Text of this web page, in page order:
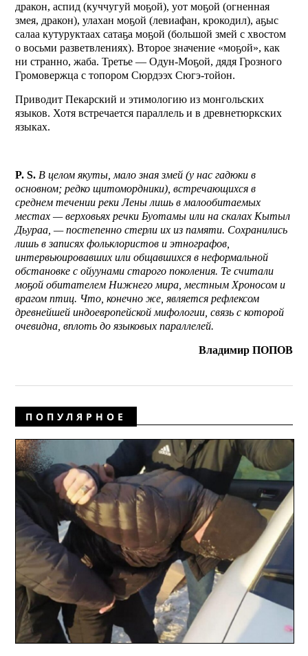
дракон, аспид (куччугуй моҕой), уот моҕой (огненная
змея, дракон), улахан моҕой (левиафан, крокодил), аҕыс
салаа кутуруктаах сатаҕа моҕой (большой змей с хвостом
о восьми разветвлениях). Второе значение «моҕой», как
ни странно, жаба. Третье — Одун-Моҕой, дядя Грозного
Громовержца с топором Сюрдээх Сюгэ-тойон.
Приводит Пекарский и этимологию из монгольских
языков. Хотя встречается параллель и в древнетюркских
языках.
P. S. В целом якуты, мало зная змей (у нас гадюки в
основном; редко щитомордники), встречающихся в
среднем течении реки Лены лишь в малообитаемых
местах — верховьях речки Буотамы или на скалах Кытыл
Дьураа, — постепенно стерли их из памяти. Сохранились
лишь в записях фольклористов и этнографов,
интервьюировавших или общавшихся в неформальной
обстановке с ойуунами старого поколения. Те считали
моҕой обитателем Нижнего мира, местным Хроносом и
врагом птиц. Что, конечно же, является рефлексом
древнейшей индоевропейской мифологии, связь с которой
очевидна, вплоть до языковых параллелей.
Владимир ПОПОВ
ПОПУЛЯРНОЕ